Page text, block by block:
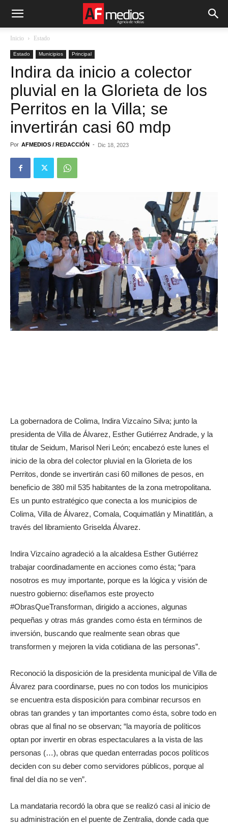
Inicio Estado
Estado Municipios Principal
Indira da inicio a colector
pluvial en la Glorieta de los
Perritos en la Villa; se
invertirán casi 60 mdp
Por AFMEDIOS / REDACCIÓN - Dic 18, 2023
La gobernadora de Colima, Indira Vizcaíno Silva; junto la
presidenta de Villa de Álvarez, Esther Gutiérrez Andrade, y la
titular de Seidum, Marisol Neri León; encabezó este lunes el
inicio de la obra del colector pluvial en la Glorieta de los
Perritos, donde se invertirán casi 60 millones de pesos, en
beneficio de 380 mil 535 habitantes de la zona metropolitana.
Es un punto estratégico que conecta a los municipios de
Colima, Villa de Álvarez, Comala, Coquimatlán y Minatitlán, a
través del libramiento Griselda Álvarez.
Indira Vizcaíno agradeció a la alcaldesa Esther Gutiérrez
trabajar coordinadamente en acciones como ésta; “para
nosotros es muy importante, porque es la lógica y visión de
nuestro gobierno: diseñamos este proyecto
#ObrasQueTransforman, dirigido a acciones, algunas
pequeñas y otras más grandes como ésta en términos de
inversión, buscando que realmente sean obras que
transformen y mejoren la vida cotidiana de las personas”.
Reconoció la disposición de la presidenta municipal de Villa de
Álvarez para coordinarse, pues no con todos los municipios
se encuentra esta disposición para combinar recursos en
obras tan grandes y tan importantes como ésta, sobre todo en
obras que al final no se observan; “la mayoría de políticos
optan por invertir en obras espectaculares a la vista de las
personas (…), obras que quedan enterradas pocos políticos
deciden con su deber como servidores públicos, porque al
final del día no se ven”.
La mandataria recordó la obra que se realizó casi al inicio de
su administración en el puente de Zentralia, donde cada que